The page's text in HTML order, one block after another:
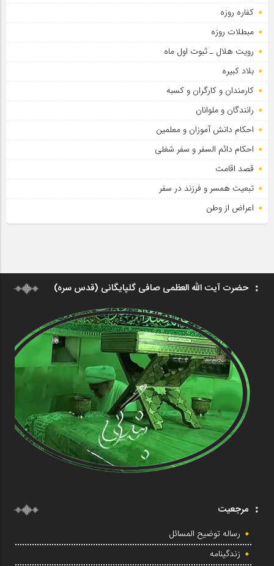
کفاره روزه
مبطلات روزه
رویت هلال ـ ثبوت اول ماه
بلاد کبیره
کارمندان و کارگران و کسبه
رانندگان و ملوانان
احکام دانش آموزان و معلمین
احکام دائم السفر و سفر شغلی
قصد اقامت
تبعیت همسر و فرزند در سفر
اعراض از وطن
حضرت آیت الله العظمی صافی گلپایگانی (قدس سره)
مرجعیت
رساله توضیح المسائل
زندگینامه